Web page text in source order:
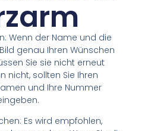
Wenn der Name und die
genau Ihren Wünschen
Sie sie nicht erneut
nicht, sollten Sie Ihren
und Ihre Nummer
Es wird empfohlen,